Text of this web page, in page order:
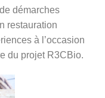
démarches
restauration
à l’occasion
du projet R3CBio.